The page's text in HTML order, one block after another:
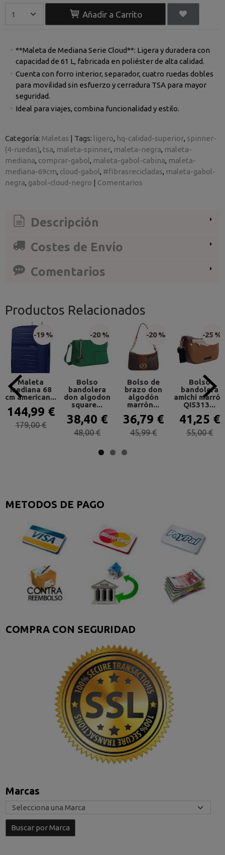
METODOS DE PAGO
COMPRA CON SEGURIDAD
Marcas
Añadir a Carrito
**Maleta de Mediana Serie Cloud**: Ligera y duradera con
capacidad de 61 L, fabricada en poliéster de alta calidad.
Cuenta con forro interior, separador, cuatro ruedas dobles
para movilidad sin esfuerzo y cerradura TSA para mayor
seguridad.
Ideal para viajes, combina funcionalidad y estilo.
Categoría: Maletas | Tags: ligero hq-calidad-superior spinner-
(4-ruedas) tsa maleta-spinner maleta-negra maleta-
mediana comprar-gabol maleta-gabol-cabina maleta-
mediana-69cm cloud-gabol #fibrasrecicladas maleta-gabol-
negra gabol-cloud-negro | Comentarios
Descripción
Costes de Envío
Comentarios
Productos Relacionados
-19 %
Maleta
mediana 68
cm american...
144,99 €
179,00 €
-20 %
Bolso
bandolera
don algodon
square...
38,40 €
48,00 €
-20 %
Bolso de
brazo don
algodón
marrón...
36,79 €
45,99 €
-25 %
Bolso
bandolera
amichi marrón
QI5313...
41,25 €
55,00 €